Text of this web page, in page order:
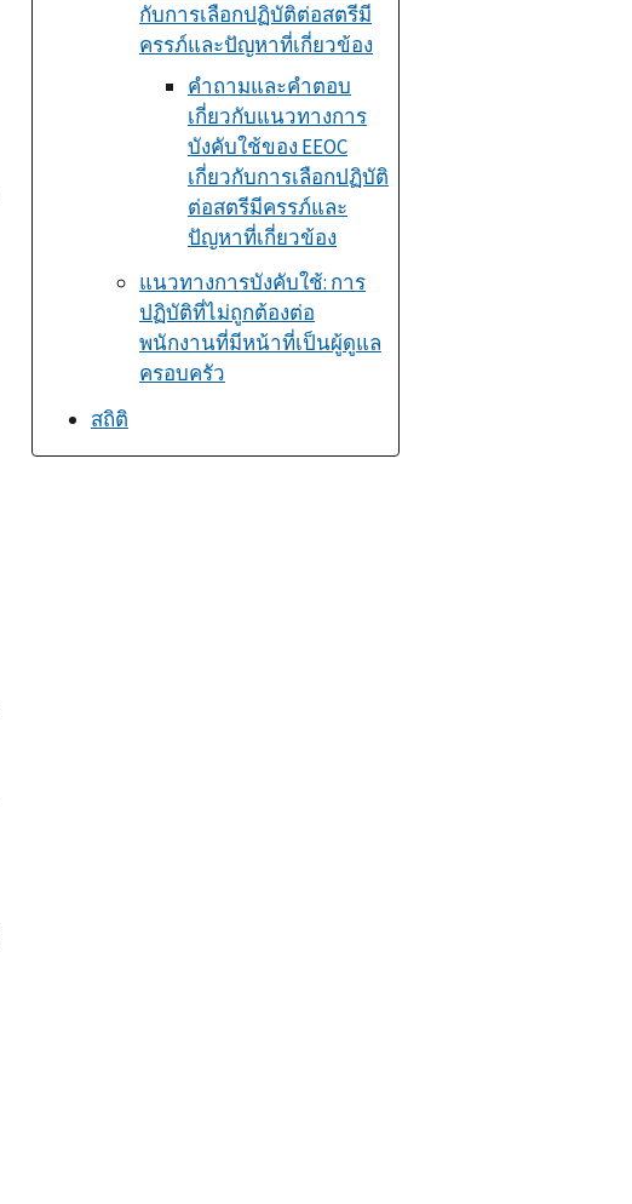
กับการเลือกปฏิบัติต่อสตรีมี
ครรภ์และปัญหาที่เกี่ยวข้อง
คำถามและคำตอบ
เกี่ยวกับแนวทางการ
บังคับใช้ของ EEOC
เกี่ยวกับการเลือกปฏิบัติ
ต่อสตรีมีครรภ์และ
ปัญหาที่เกี่ยวข้อง
แนวทางการบังคับใช้: การ
ปฏิบัติที่ไม่ถูกต้องต่อ
พนักงานที่มีหน้าที่เป็นผู้ดูแล
ครอบครัว
สถิติ